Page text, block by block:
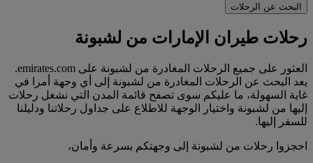
البحث عن الرحلات
رحلات طيران الإمارات من لشبونة
العثور على جميع الرحلات المغادرة من لشبونة على emirates.com.
يعد البحث عن الرحلات المغادرة من لشبونة إلى أي وجهة أمرا في
غاية السهولة، ما عليكم سوى تصفح قائمة المدن التي نشغل رحلات
إليها من لشبونة واختيار الوجهة للاطلاع على جداول رحلاتنا ودليلنا
للسفر إليها.
احجزوا رحلات من لشبونة إلى وجهتكم بسرعة وأمان،